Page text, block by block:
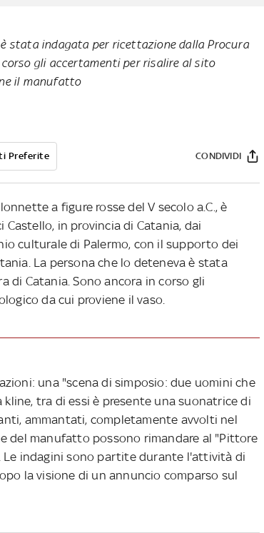
stata indagata per ricettazione dalla Procura
gli accertamenti per risalire al sito
il manufatto
Preferite CONDIVIDI
a figure rosse del V secolo a.C., è
in provincia di Catania, dai
culturale di Palermo, con il supporto dei
La persona che lo deteneva è stata
di Catania. Sono ancora in corso gli
da cui proviene il vaso.
una "scena di simposio: due uomini che
tra di essi è presente una suonatrice di
ammantati, completamente avvolti nel
del manufatto possono rimandare al "Pittore
Le indagini sono partite durante l'attività di
la visione di un annuncio comparso sul